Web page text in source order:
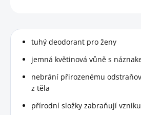
tuhý deodorant pro ženy
jemná květinová vůně s
nebrání přirozenému
z těla
přírodní složky zabraňují